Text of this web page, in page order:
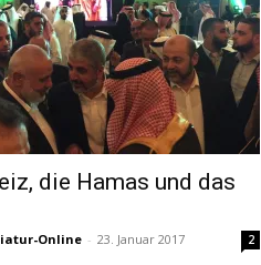
die Hamas und das
Online - 23. Januar 2017 2